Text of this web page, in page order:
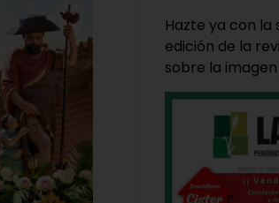
Hazte ya con
edición de la
sobre la